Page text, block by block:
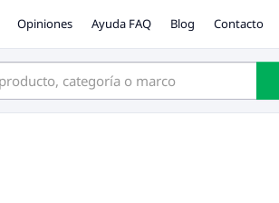
Opiniones Ayuda FAQ Blog Contacto